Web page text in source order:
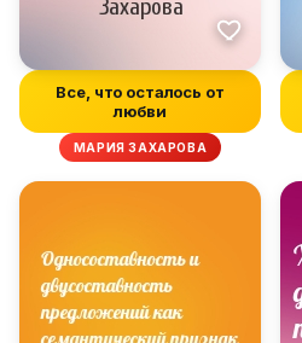
Все, что осталось от
любви
МАРИЯ ЗАХАРОВА